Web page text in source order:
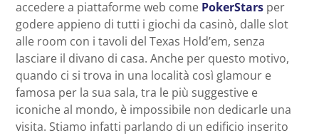
accedere a piattaforme web come PokerStars per
godere appieno di tutti i giochi da casinò, dalle slot
alle room con i tavoli del Texas Hold’em, senza
lasciare il divano di casa. Anche per questo motivo,
quando ci si trova in una località così glamour e
famosa per la sua sala, tra le più suggestive e
iconiche al mondo, è impossibile non dedicarle una
visita. Stiamo infatti parlando di un edificio inserito